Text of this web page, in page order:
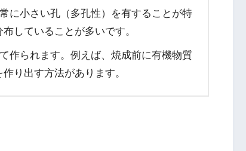
に小さい孔（多孔性）を有することが特
していることが多いです。
作られます。例えば、焼成前に有機物質
り出す方法があります。